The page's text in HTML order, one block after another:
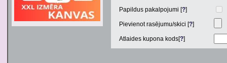
Papildus pakalpojumi [?]
Pievienot rasējumu/skici [?]
Atlaides kupona kods[?]